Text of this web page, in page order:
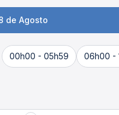
de Agosto
00h00 - 05h59 06h00 -